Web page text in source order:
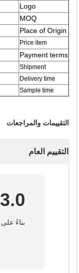
Logo
MOQ
Place of Origin
Price item
Payment terms
Shipment
Delivery time
Sample time
التقييمات والمراجعات
التقييم العام
3.0
بناءً على 50 مراجعة لهذا المورد